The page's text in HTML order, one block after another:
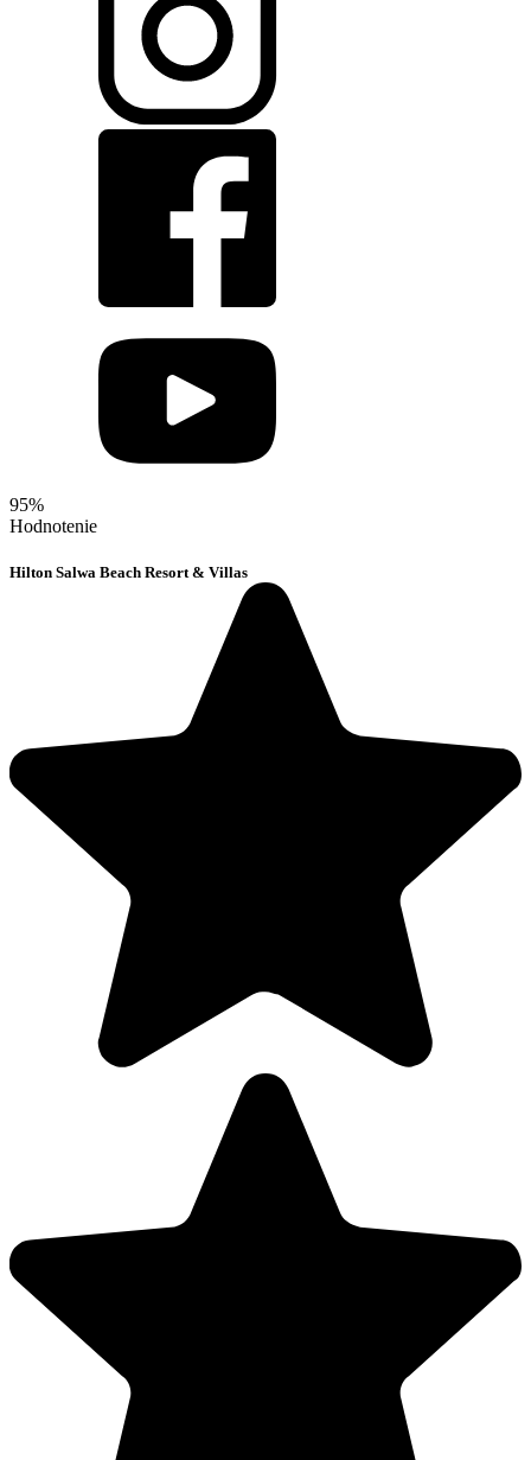
95%
Hodnotenie
Hilton Salwa Beach Resort & Villas